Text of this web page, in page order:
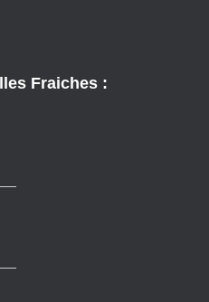
Fraiches :